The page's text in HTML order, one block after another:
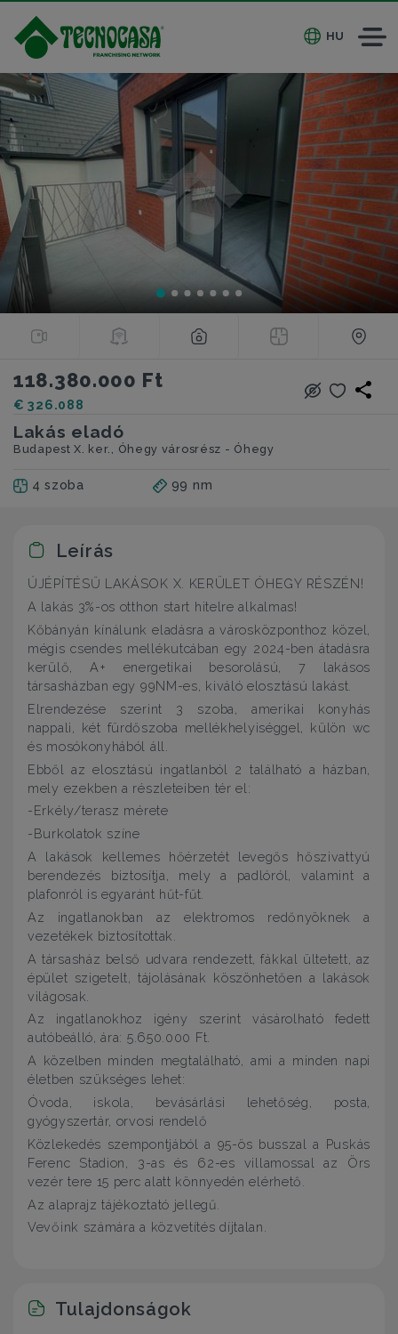
HU
118.380.000 Ft
€ 326.088
Lakás eladó
Budapest X. ker., Óhegy városrész - Óhegy
4 szoba 99 nm
Leírás
ÚJÉPÍTÉSŰ LAKÁSOK X. KERÜLET ÓHEGY RÉSZÉN!
A lakás 3%-os otthon start hitelre alkalmas!
Kőbányán kínálunk eladásra a városközponthoz közel,
mégis csendes mellékutcában egy 2024-ben átadásra
kerülő, A+ energetikai besorolású, 7 lakásos
társasházban egy 99NM-es, kiváló elosztású lakást.
Elrendezése szerint 3 szoba, amerikai konyhás
nappali, két fürdőszoba mellékhelyiséggel, külön wc
és mosókonyhából áll.
Ebből az elosztású ingatlanból 2 található a házban,
mely ezekben a részleteiben tér el:
-Erkély/terasz mérete
-Burkolatok színe
A lakások kellemes hőérzetét levegős hőszivattyú
berendezés biztosítja, mely a padlóról, valamint a
plafonról is egyaránt hűt-fűt.
Az ingatlanokban az elektromos redőnyöknek a
vezetékek biztosítottak.
A társasház belső udvara rendezett, fákkal ültetett, az
épület szigetelt, tájolásának köszönhetően a lakások
világosak.
Az ingatlanokhoz igény szerint vásárolható fedett
autóbeálló, ára: 5.650.000 Ft.
A közelben minden megtalálható, ami a minden napi
életben szükséges lehet:
Óvoda, iskola, bevásárlási lehetőség, posta,
gyógyszertár, orvosi rendelő
Közlekedés szempontjából a 95-ös busszal a Puskás
Ferenc Stadion, 3-as és 62-es villamossal az Örs
vezér tere 15 perc alatt könnyedén elérhető.
Az alaprajz tájékoztató jellegű.
Vevőink számára a közvetítés díjtalan.
Tulajdonságok